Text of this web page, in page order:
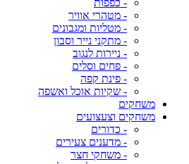
- כפפות
- מטהרי אוויר
- מטליות ומגבונים
- מתקני נייר וסבון
- ניירות לנגוב
- פחים וסלים
- פינת קפה
- שקיות אוכל ואשפה
משחקים
משחקים וצעצועים
- כדורים
- מדענים צעירים
- משחקי חצר